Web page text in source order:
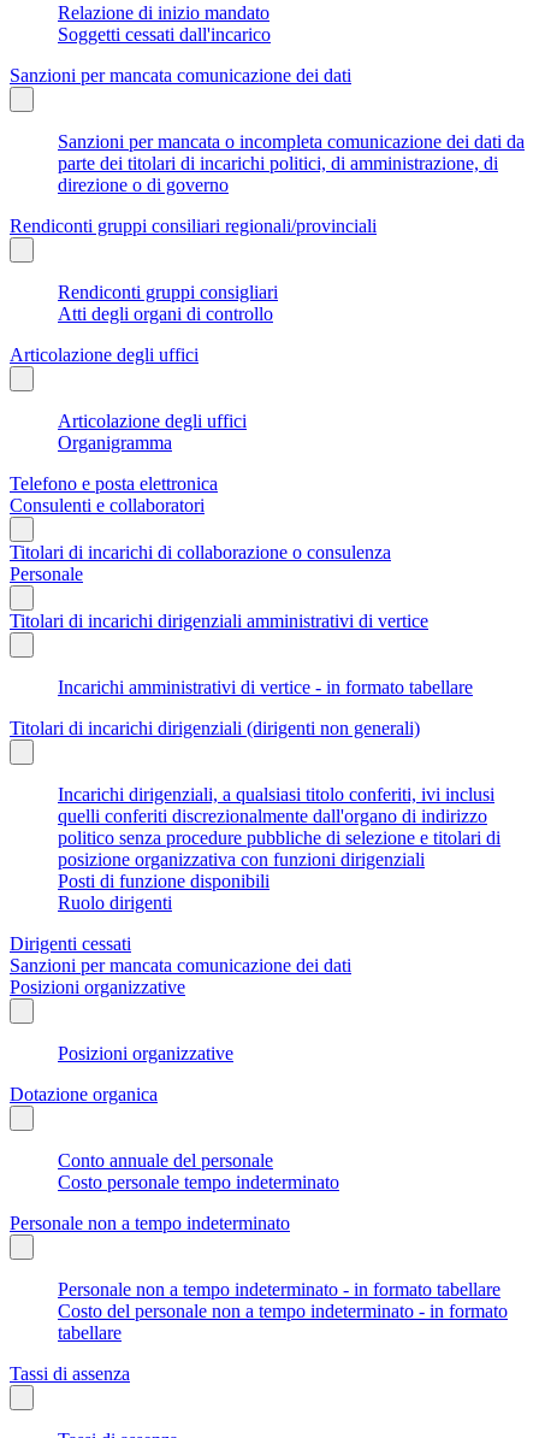
Relazione di inizio mandato
Soggetti cessati dall'incarico
Sanzioni per mancata comunicazione dei dati
Sanzioni per mancata o incompleta comunicazione dei dati da
parte dei titolari di incarichi politici, di amministrazione, di
direzione o di governo
Rendiconti gruppi consiliari regionali/provinciali
Rendiconti gruppi consigliari
Atti degli organi di controllo
Articolazione degli uffici
Articolazione degli uffici
Organigramma
Telefono e posta elettronica
Consulenti e collaboratori
Titolari di incarichi di collaborazione o consulenza
Personale
Titolari di incarichi dirigenziali amministrativi di vertice
Incarichi amministrativi di vertice - in formato tabellare
Titolari di incarichi dirigenziali (dirigenti non generali)
Incarichi dirigenziali, a qualsiasi titolo conferiti, ivi inclusi
quelli conferiti discrezionalmente dall'organo di indirizzo
politico senza procedure pubbliche di selezione e titolari di
posizione organizzativa con funzioni dirigenziali
Posti di funzione disponibili
Ruolo dirigenti
Dirigenti cessati
Sanzioni per mancata comunicazione dei dati
Posizioni organizzative
Posizioni organizzative
Dotazione organica
Conto annuale del personale
Costo personale tempo indeterminato
Personale non a tempo indeterminato
Personale non a tempo indeterminato - in formato tabellare
Costo del personale non a tempo indeterminato - in formato
tabellare
Tassi di assenza